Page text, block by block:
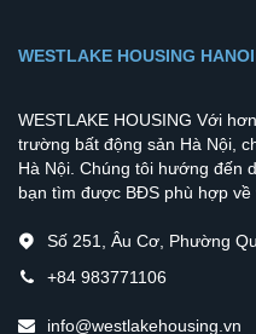
WESTLAKE HOUSING HANOI
WESTLAKE HOUSING Với
trường bất động sản Hà Nội,
Hà Nội. Chúng tôi hướng đến
bạn tìm được BĐS phù hợp về
Số 251, Âu Cơ, Phường
+84 983771106
info@westlakehousing.vn